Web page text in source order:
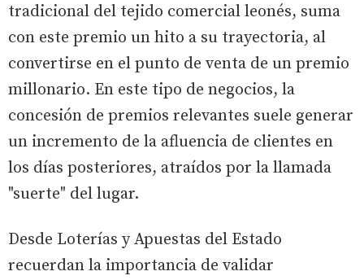
tradicional del tejido comercial leonés, suma
con este premio un hito a su trayectoria, al
convertirse en el punto de venta de un premio
millonario. En este tipo de negocios, la
concesión de premios relevantes suele generar
un incremento de la afluencia de clientes en
los días posteriores, atraídos por la llamada
"suerte" del lugar.
Desde Loterías y Apuestas del Estado
recuerdan la importancia de validar